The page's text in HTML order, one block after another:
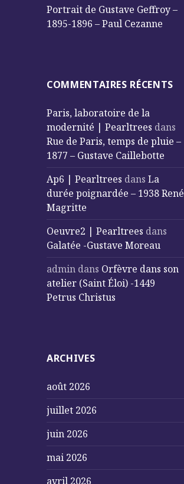
Portrait de Gustave Geffroy –
1895-1896 – Paul Cezanne
COMMENTAIRES RÉCENTS
Paris, laboratoire de la
modernité | Pearltrees dans
Rue de Paris, temps de pluie –
1877 – Gustave Caillebotte
Ap6 | Pearltrees dansLa
durée poignardée – 1938 René
Magritte
Oeuvre2 | Pearltrees dans
Galatée -Gustave Moreau
admin dans Orfèvre dans son
atelier (Saint Éloi) -1449
Petrus Christus
ARCHIVES
août 2026
juillet 2026
juin 2026
mai 2026
avril 2026